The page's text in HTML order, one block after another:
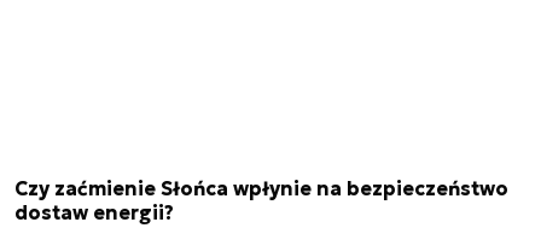
Czy zaćmienie Słońca wpłynie na bezpieczeństwo
dostaw energii?